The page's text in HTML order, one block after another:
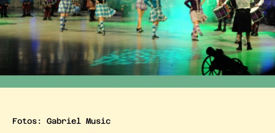
Fotos: Gabriel Music